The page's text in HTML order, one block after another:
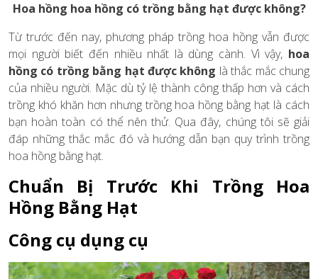
Hoa hồng hoa hồng có trồng bằng hạt được không?
Từ trước đến nay, phương pháp trồng hoa hồng vẫn được
mọi người biết đến nhiều nhất là dùng cành. Vì vậy, hoa
hồng có trồng bằng hạt được không là thắc mắc chung
của nhiều người. Mặc dù tỷ lệ thành công thấp hơn và cách
trồng khó khăn hơn nhưng trồng hoa hồng bằng hạt là cách
bạn hoàn toàn có thể nên thử. Qua đây, chúng tôi sẽ giải
đáp những thắc mắc đó và hướng dẫn bạn quy trình trồng
hoa hồng bằng hạt.
Chuẩn Bị Trước Khi Trồng Hoa
Hồng Bằng Hạt
Công cụ dụng cụ